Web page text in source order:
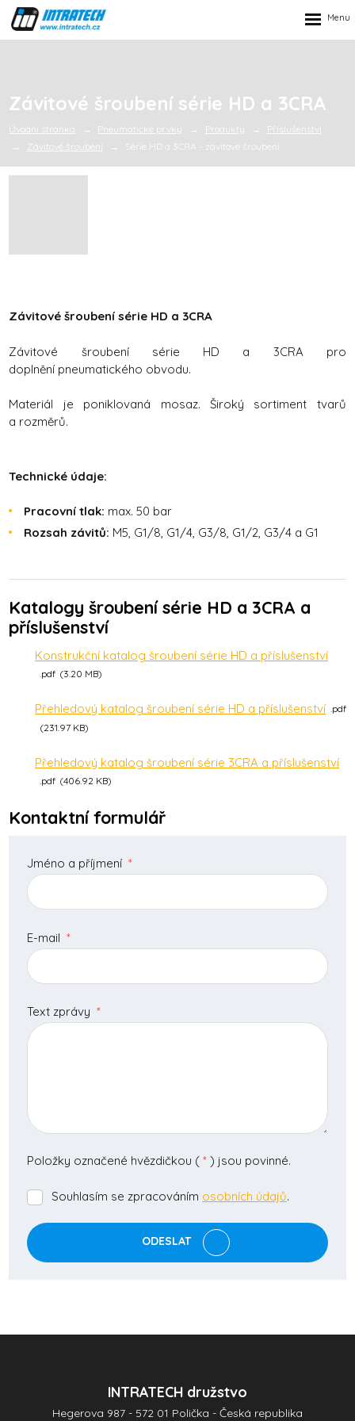
Závitové šroubení série HD a 3CRA
Úvodní stránka Pneumatické prvky Produkty
Příslušenství
Závitové šroubení
Série HD a 3CRA - závitové šroubení
Závitové šroubení série HD a 3CRA
Závitové šroubení série HD a 3CRA pro
doplnění pneumatického obvodu.
Materiál je poniklovaná mosaz. Široký sortiment tvarů
a rozměrů.
Technické údaje:
Pracovní tlak: max. 50 bar
Rozsah závitů: M5, G1/8, G1/4, G3/8, G1/2, G3/4 a G1
Katalogy šroubení série HD a 3CRA a
příslušenství
Konstrukční katalog šroubení série HD a příslušenství
pdf 3.20 MB
Přehledový katalog šroubení série HD a příslušenství pdf
231.97 KB
Přehledový katalog šroubení série 3CRA a příslušenství
pdf 406.92 KB
Kontaktní formulář
Jméno a příjmení *
E-mail *
Text zprávy *
Položky označené hvězdičkou ( * ) jsou povinné.
Souhlasím
zpracováním
osobních
údajů.
Souhlasím se zpracováním osobních údajů.
ODESLAT
odeslat.
INTRATECH družstvo
Hegerova 987 - 572 01 Polička - Česká republika